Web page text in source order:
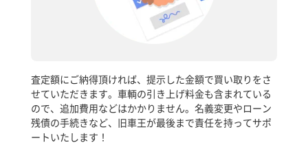
査定額にご納得頂ければ、提示した金額で買い取りをさ
せていただきます。車輌の引き上げ料金も含まれている
ので、追加費用などはかかりません。名義変更やローン
残債の手続きなど、旧車王が最後まで責任を持ってサポ
ートいたします！